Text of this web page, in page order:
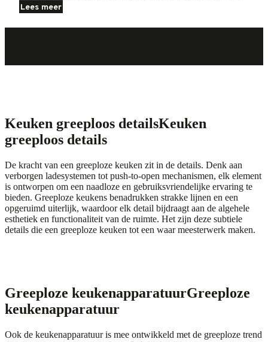
Lees meer
Keuken greeploos detailsKeuken
greeploos details
De kracht van een greeploze keuken zit in de details. Denk aan
verborgen ladesystemen tot push-to-open mechanismen, elk element
is ontworpen om een naadloze en gebruiksvriendelijke ervaring te
bieden. Greeploze keukens benadrukken strakke lijnen en een
opgeruimd uiterlijk, waardoor elk detail bijdraagt aan de algehele
esthetiek en functionaliteit van de ruimte. Het zijn deze subtiele
details die een greeploze keuken tot een waar meesterwerk maken.
Greeploze keukenapparatuurGreeploze
keukenapparatuur
Ook de keukenapparatuur is mee ontwikkeld met de greeploze trend